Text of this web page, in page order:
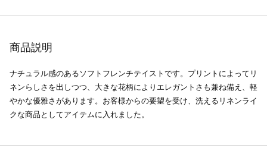
商品説明
ナチュラル感のあるソフトフレンチテイストです。プリントによってリ
ネンらしさを出しつつ、大きな花柄によりエレガントさも兼ね備え、軽
やかな優雅さがあります。お客様からの要望を受け、洗えるリネンライ
クな商品としてアイテムに入れました。